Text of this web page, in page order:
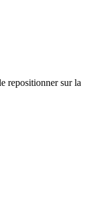
repositionner sur la